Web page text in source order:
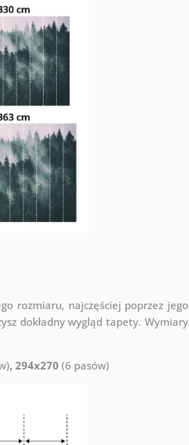
rozmiaru, najczęściej poprzez jego
dokładny wygląd tapety. Wymiary
, 294x270 (6 pasów)